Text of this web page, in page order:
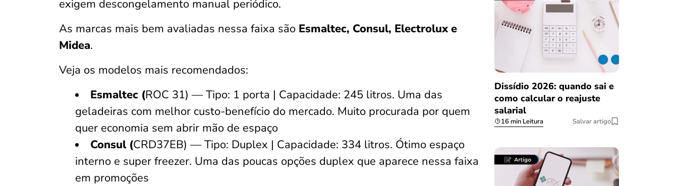
exigem descongelamento manual periódico.
As marcas mais bem avaliadas nessa faixa são Esmaltec, Consul, Electrolux e
Midea.
Veja os modelos mais recomendados:
Esmaltec (ROC 31) — Tipo: 1 porta | Capacidade: 245 litros. Uma das
geladeiras com melhor custo-benefício do mercado. Muito procurada por quem
quer economia sem abrir mão de espaço
Consul (CRD37EB) — Tipo: Duplex | Capacidade: 334 litros. Ótimo espaço
interno e super freezer. Uma das poucas opções duplex que aparece nessa faixa
em promoções
Dissídio 2026: quando sai e
como calcular o reajuste
salarial
16 min Leitura Salvar artigo